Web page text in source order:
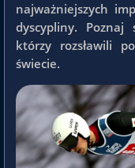
najważniejszych
dyscypliny. Poznaj
którzy rozsławili
świecie.